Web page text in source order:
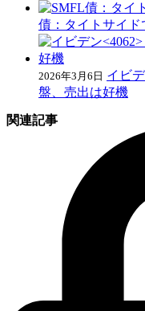
債：タイトサイド
2026年3月6日 イビ
盤、売出は好機
関連記事